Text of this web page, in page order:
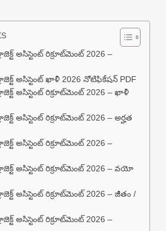
అసిస్టెంట్ రిక్రూట్‌మెంట్ 2026 –
అసిస్టెంట్ ఖాళీ 2026 నోటిఫికేషన్ PDF
అసిస్టెంట్ రిక్రూట్‌మెంట్ 2026 – ఖాళీ
అసిస్టెంట్ రిక్రూట్‌మెంట్ 2026 – అర్హత
అసిస్టెంట్ రిక్రూట్‌మెంట్ 2026 –
అసిస్టెంట్ రిక్రూట్‌మెంట్ 2026 – వయో
అసిస్టెంట్ రిక్రూట్‌మెంట్ 2026 – జీతం /
అసిస్టెంట్ రిక్రూట్‌మెంట్ 2026 –